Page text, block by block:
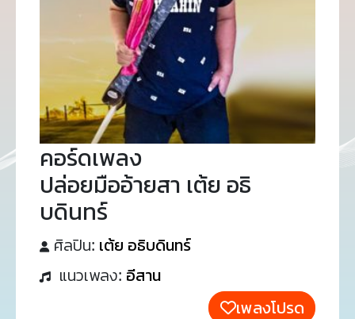
คอร์ดเพลง
ปล่อยมืออ้ายสา เต้ย อธิ
บดินทร์
ศิลปิน: เต้ย อธิบดินทร์
แนวเพลง: อีสาน
เพลงโปรด